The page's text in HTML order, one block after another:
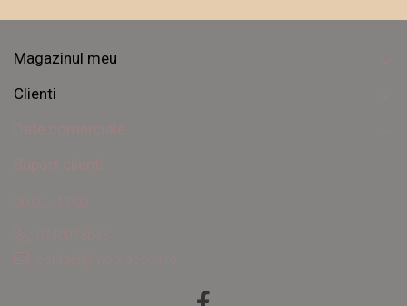
Magazinul meu
Clienti
0740078643